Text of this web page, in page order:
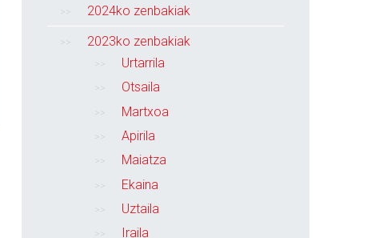
2024ko zenbakiak
2023ko zenbakiak
Urtarrila
Otsaila
Martxoa
Apirila
Maiatza
Ekaina
Uztaila
Iraila